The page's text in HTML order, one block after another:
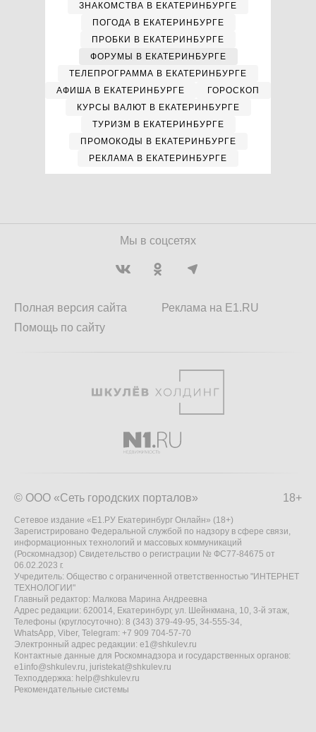
ЗНАКОМСТВА В ЕКАТЕРИНБУРГЕ
ПОГОДА В ЕКАТЕРИНБУРГЕ
ПРОБКИ В ЕКАТЕРИНБУРГЕ
ФОРУМЫ В ЕКАТЕРИНБУРГЕ
ТЕЛЕПРОГРАММА В ЕКАТЕРИНБУРГЕ
АФИША В ЕКАТЕРИНБУРГЕ
ГОРОСКОП
КУРСЫ ВАЛЮТ В ЕКАТЕРИНБУРГЕ
ТУРИЗМ В ЕКАТЕРИНБУРГЕ
ПРОМОКОДЫ В ЕКАТЕРИНБУРГЕ
РЕКЛАМА В ЕКАТЕРИНБУРГЕ
Мы в соцсетях
Полная версия сайта
Помощь по сайту
Реклама на E1.RU
18+
© ООО «Сеть городских порталов»
Сетевое издание «Е1.РУ Екатеринбург Онлайн» (18+)
Зарегистрировано Федеральной службой по надзору в сфере связи,
информационных технологий и массовых коммуникаций
(Роскомнадзор) Свидетельство о регистрации № ФС77-84675 от
06.02.2023 г.
Учредитель: Общество с ограниченной ответственностью "ИНТЕРНЕТ
ТЕХНОЛОГИИ"
Главный редактор: Малкова Марина Андреевна
Адрес редакции: 620014, Екатеринбург, ул. Шейнкмана, 10, 3-й этаж,
Телефоны (круглосуточно): 8 (343) 379-49-95, 34-555-34,
WhatsApp, Viber, Telegram: +7 909 704-57-70
Электронный адрес редакции: e1@shkulev.ru
Контактные данные для Роскомнадзора и государственных органов:
e1info@shkulev.ru, juristekat@shkulev.ru
Техподдержка: help@shkulev.ru
Рекомендательные системы